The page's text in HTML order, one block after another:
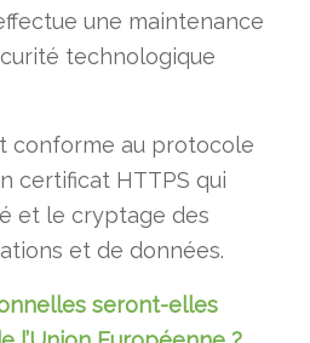
une maintenance
technologique
conforme au protocole
certificat HTTPS qui
et le cryptage des
et de données.
seront-elles